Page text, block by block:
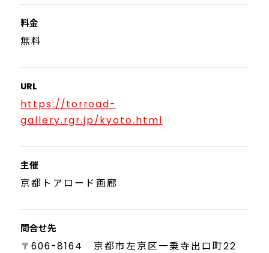
料金
無料
URL
https://torroad-
gallery.rgr.jp/kyoto.html
主催
京都トアロード画廊
問合せ先
〒606-8164 京都市左京区一乗寺出口町22